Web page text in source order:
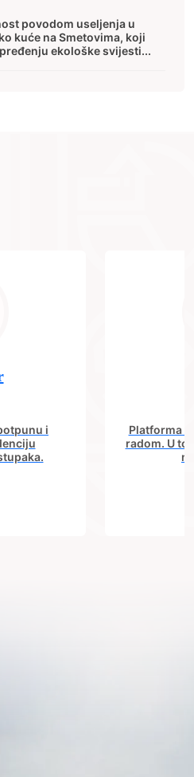
povodom useljenja u
kuće na Smetovima, koji
ekološke svijesti...
i
Platforma
radom. U